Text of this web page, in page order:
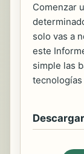
Comenzar
solo vas a
este
simple las
tecnologías